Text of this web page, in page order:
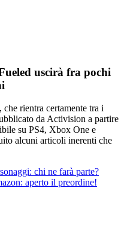
uscirà fra pochi
rientra certamente tra i
da Activision a partire
su PS4, Xbox One e
alcuni articoli inerenti che
chi ne farà parte?
aperto il preordine!